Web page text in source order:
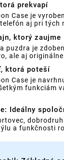
prekvapí
Case je
aj pri tých
ktorý zaujme
puzdra je
ale aj
ktorá poteší
Case je
funkciám
Ideálny
a funkčnosti